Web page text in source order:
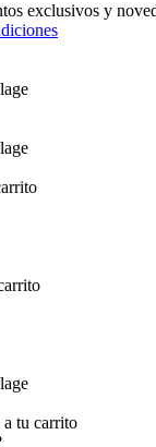
exclusivos y
a tu carrito